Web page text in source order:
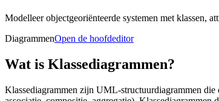
Modelleer objectgeoriënteerde systemen met klassen,
DiagrammenOpen de hoofdeditor
Wat is Klassediagrammen?
Klassediagrammen zijn UML-structuurdiagrammen die